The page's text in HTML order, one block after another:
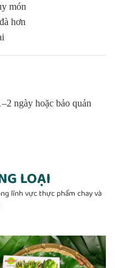
món
hơn
ngày hoặc bảo quản
LOẠI
lĩnh vực thực phẩm chay và